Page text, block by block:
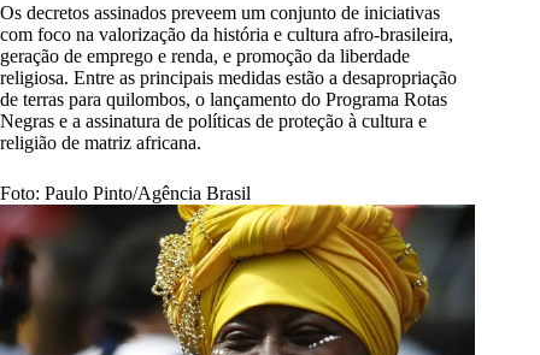
Os decretos assinados preveem um conjunto de iniciativas
com foco na valorização da história e cultura afro-brasileira,
geração de emprego e renda, e promoção da liberdade
religiosa. Entre as principais medidas estão a desapropriação
de terras para quilombos, o lançamento do Programa Rotas
Negras e a assinatura de políticas de proteção à cultura e
religião de matriz africana.
Foto: Paulo Pinto/Agência Brasil